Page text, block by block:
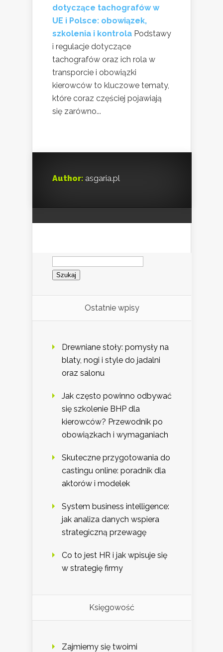
dotyczące tachografów w
UE i Polsce: obowiązek,
szkolenia i kontrola Podstawy
i regulacje dotyczące
tachografów oraz ich rola w
transporcie i obowiązki
kierowców to kluczowe tematy,
które coraz częściej pojawiają
się zarówno...
Author: asgaria.pl
Szukaj:
Ostatnie wpisy
Drewniane stoły: pomysły na
blaty, nogi i style do jadalni
oraz salonu
Jak często powinno odbywać
się szkolenie BHP dla
kierowców? Przewodnik po
obowiązkach i wymaganiach
Skuteczne przygotowania do
castingu online: poradnik dla
aktorów i modelek
System business intelligence:
jak analiza danych wspiera
strategiczną przewagę
Co to jest HR i jak wpisuje się
w strategię firmy
Księgowość
Zajmiemy się twoimi